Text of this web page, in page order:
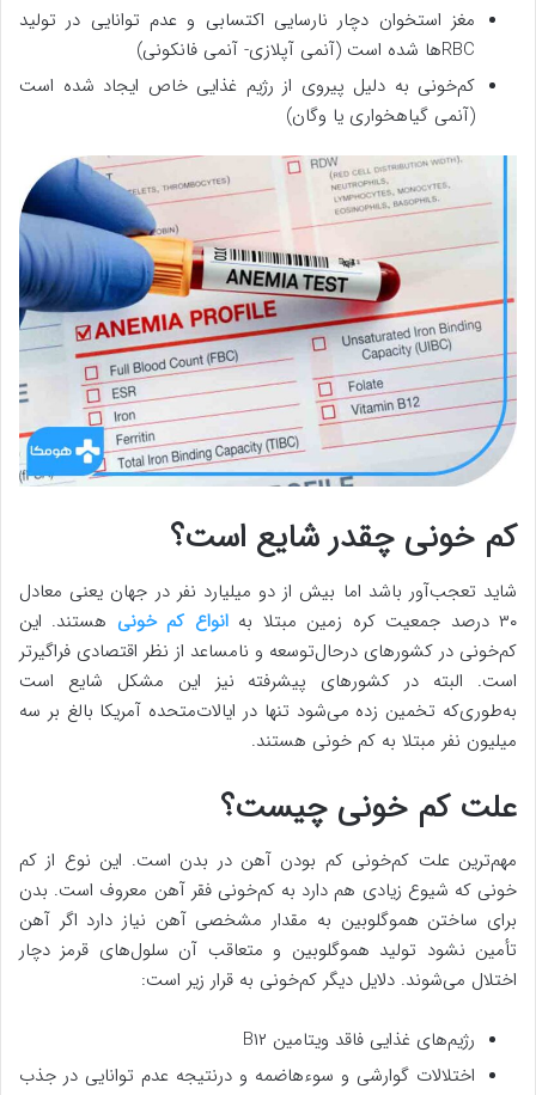
مغز استخوان دچار نارسایی اکتسابی و عدم توانایی در تولید
RBCها شده است (آنمی آپلازی- آنمی فانکونی)
کم‌خونی به دلیل پیروی از رژیم غذایی خاص ایجاد شده است
(آنمی گیاهخواری یا وگان)
کم خونی چقدر شایع است؟
شاید تعجب‌آور باشد اما بیش از دو میلیارد نفر در جهان یعنی معادل
۳۰ درصد جمعیت کره زمین مبتلا به
انواع کم خونی هستند. این
کم‌خونی در کشورهای درحال‌توسعه و نامساعد از نظر اقتصادی فراگیرتر
است. البته در کشورهای پیشرفته نیز این مشکل شایع است
به‌طوری‌که تخمین زده می‌شود تنها در ایالات‌متحده آمریکا بالغ بر سه
میلیون نفر مبتلا به کم خونی هستند.
علت کم خونی چیست؟
مهم‌ترین علت کم‌خونی کم بودن آهن در بدن است. این نوع از کم
خونی که شیوع زیادی هم دارد به کم‌خونی فقر آهن معروف است. بدن
برای ساختن هموگلوبین به مقدار مشخصی آهن نیاز دارد اگر آهن
تأمین نشود تولید هموگلوبین و متعاقب آن سلول‌های قرمز دچار
اختلال می‌شوند. دلایل دیگر کم‌خونی به قرار زیر است:
رژیم‌های غذایی فاقد ویتامین B۱۲
اختلالات گوارشی و سوءهاضمه و درنتیجه عدم توانایی در جذب